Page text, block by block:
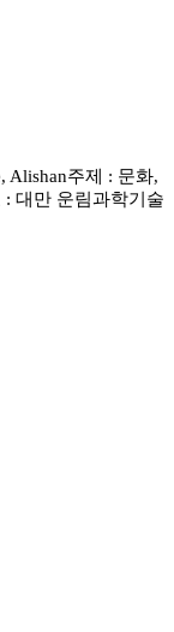
Alishan주제 : 문화,
: 대만 운림과학기술